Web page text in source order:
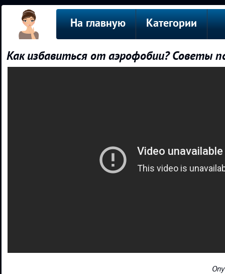
На главную Категории
Как избавиться от аэрофобии? Советы